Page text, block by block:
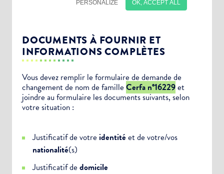
DOCUMENTS À FOURNIR ET
INFORMATIONS COMPLÈTES
Vous devez remplir le formulaire de demande de
changement de nom de famille Cerfa n°16229et
joindre au formulaire les documents suivants, selon
votre situation :
Justificatif de votre identitéet de votre/vos
nationalité(s)
Justificatif de domicile
Choisissez votre abonnement :
Newsletter Culture
Newsletter Sport et Vie associative